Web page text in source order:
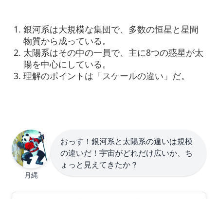
銀河系は大規模な集団で、多数の恒星と星間
物質から成っている。
太陽系はその中の一員で、主に8つの惑星が太
陽を中心にしている。
理解のポイントは「スケールの違い」だ。
月縄
おっす！銀河系と太陽系の違いは規模
の違いだ！宇宙がどれだけ広いか、ち
ょっと見えてきたか？